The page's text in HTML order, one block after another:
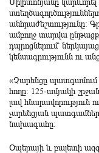
Միլիտոնյանը կարևորել
անհրաժեշտությունը:
ամբողջ տարվա
դպրոցներում՝
կենսագրությունն ու
«Չարենցը պատգամում
հողը: 125-ամյակի
լավ հնարավորություն
չարենցյան
նախագահը:
Օպերայի և բալետի